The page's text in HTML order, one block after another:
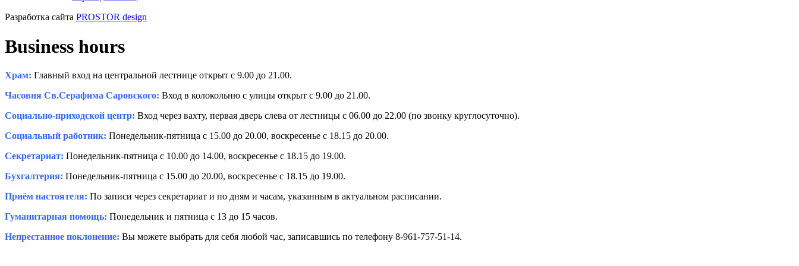
Разработка сайта PROSTOR design
Business hours
Храм: Главный вход на центральной лестнице открыт с 9.00 до 21.00.
Часовня Св.Серафима Саровского: Вход в колокольню с улицы открыт с 9.00 до 21.00.
Социально-приходской центр: Вход через вахту, первая дверь слева от лестницы с 06.00 до 22.00 (по звонку круглосуточно).
Социальный работник: Понедельник-пятница с 15.00 до 20.00, воскресенье с 18.15 до 20.00.
Секретариат: Понедельник-пятница с 10.00 до 14.00, воскресенье с 18.15 до 19.00.
Бухгалтерия: Понедельник-пятница с 15.00 до 20.00, воскресенье с 18.15 до 19.00.
Приём настоятеля: По записи через секретариат и по дням и часам, указанным в актуальном расписании.
Гуманитарная помощь: Понедельник и пятница с 13 до 15 часов.
Непрестанное поклонение: Вы можете выбрать для себя любой час, записавшись по телефону 8-961-757-51-14.